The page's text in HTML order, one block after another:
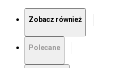
Zobacz również
Polecane